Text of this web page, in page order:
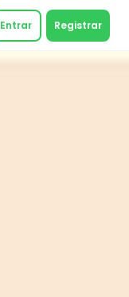
Entrar Registrar